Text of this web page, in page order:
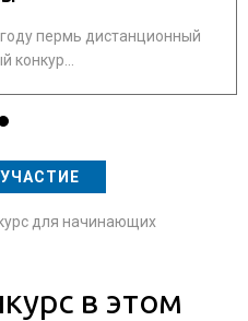
пермь дистанционный
конкур...
для начинающих
в этом